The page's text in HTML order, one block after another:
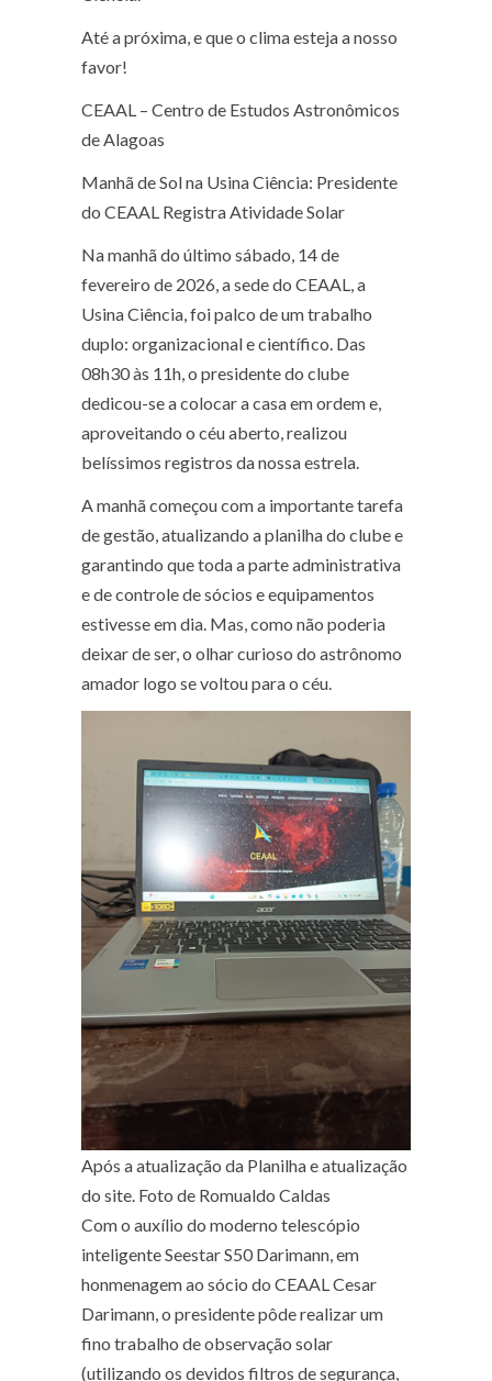
Até a próxima, e que o clima esteja a nosso
favor!
CEAAL – Centro de Estudos Astronômicos
de Alagoas
Manhã de Sol na Usina Ciência: Presidente
do CEAAL Registra Atividade Solar
Na manhã do último sábado, 14 de
fevereiro de 2026, a sede do CEAAL, a
Usina Ciência, foi palco de um trabalho
duplo: organizacional e científico. Das
08h30 às 11h, o presidente do clube
dedicou-se a colocar a casa em ordem e,
aproveitando o céu aberto, realizou
belíssimos registros da nossa estrela.
A manhã começou com a importante tarefa
de gestão, atualizando a planilha do clube e
garantindo que toda a parte administrativa
e de controle de sócios e equipamentos
estivesse em dia. Mas, como não poderia
deixar de ser, o olhar curioso do astrônomo
amador logo se voltou para o céu.
Após a atualização da Planilha e atualização
do site. Foto de Romualdo Caldas
Com o auxílio do moderno telescópio
inteligente Seestar S50 Darimann, em
honmenagem ao sócio do CEAAL Cesar
Darimann, o presidente pôde realizar um
fino trabalho de observação solar
(utilizando os devidos filtros de segurança,